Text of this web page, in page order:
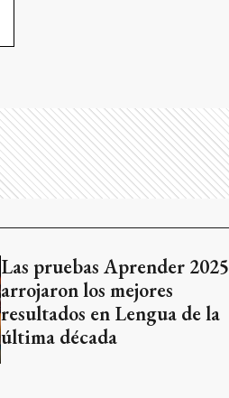
Las pruebas Aprender 2025
arrojaron los mejores
resultados en Lengua de la
última década